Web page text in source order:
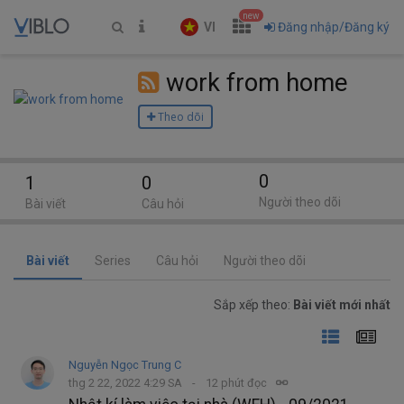
VI
new
Đăng nhập/Đăng ký
work from home
Theo dõi
Bài viết Series Câu hỏi Người theo dõi
Sắp xếp theo: Bài viết mới nhất
Nguyễn Ngọc Trung C
thg 2 22, 2022 4:29 SA
12 phút đọc
1
Bài viết
0
Câu hỏi
0
Người theo dõi